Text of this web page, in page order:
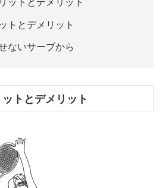
ットとデメリット
トとデメリット
ないサーブから
トとデメリット